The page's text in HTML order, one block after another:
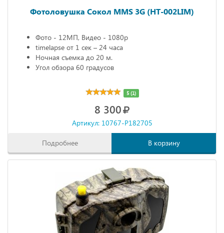
Фотоловушка Сокол MMS 3G (HT-002LIM)
Фото - 12МП, Видео - 1080р
timelapse от 1 сек – 24 часа
Ночная съемка до 20 м.
Угол обзора 60 градусов
5 (1)
8 300
Артикул: 10767-P182705
Подробнее В корзину